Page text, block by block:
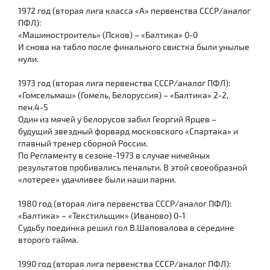
1972 год (вторая лига класса «А» первенства СССР/аналог
ПФЛ):
«Машиностроитель» (Псков) – «Балтика» 0-0
И снова на табло после финального свистка были унылые
нули.
1973 год (вторая лига первенства СССР/аналог ПФЛ):
«Гомсельмаш» (Гомель, Белоруссия) – «Балтика» 2-2,
пен.4-5
Один из мячей у белорусов забил Георгий Ярцев –
будущий звездный форвард московского «Спартака» и
главный тренер сборной России.
По Регламенту в сезоне-1973 в случае ничейных
результатов пробивались пенальти. В этой своеобразной
«лотерее» удачливее были наши парни.
1980 год (вторая лига первенства СССР/аналог ПФЛ):
«Балтика» – «Текстильщик» (Иваново) 0-1
Судьбу поединка решил гол В.Шаповалова в середине
второго тайма.
1990 год (вторая лига первенства СССР/аналог ПФЛ):